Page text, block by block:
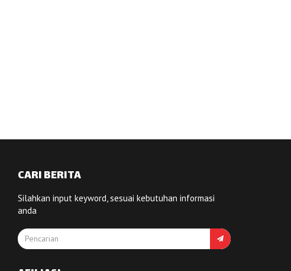
CARI BERITA
Silahkan input keyword, sesuai kebutuhan informasi
anda